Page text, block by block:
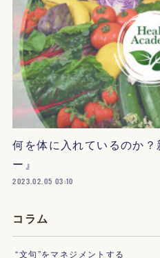
何を体に入れているのか
ー』
2023.02.05 03:10
コラム
“文句”をマネジメントする